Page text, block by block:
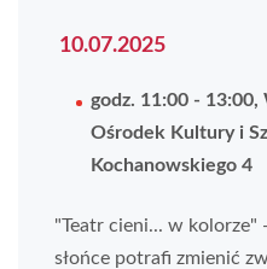
10.07.2025
godz. 11:00 -
Ośrodek Kultury i
Kochanowskiego 4
"Teatr cieni... w
słońce potrafi zmienić